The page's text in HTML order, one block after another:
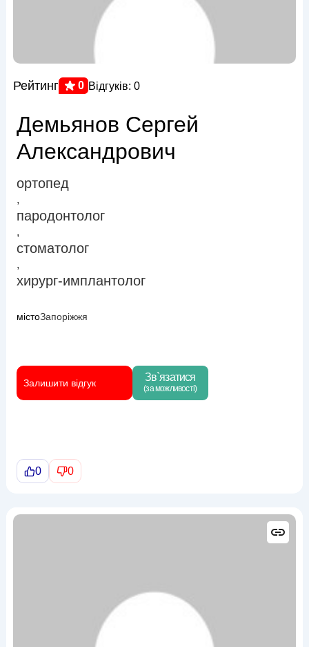
Рейтинг 0 Відгуків: 0
Демьянов Сергей
Александрович
ортопед
,
пародонтолог
,
стоматолог
,
хирург-имплантолог
містоЗапоріжжя
Залишити відгук Зв`язатися
(за можливості)
0 0